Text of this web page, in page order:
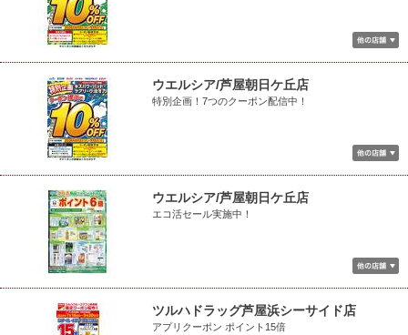
ウエルシア/芦屋朝日ケ丘店
特別企画！7つのクーポン配信中！
ウエルシア/芦屋朝日ケ丘店
エコ活セール実施中！
ツルハドラッグ芦屋浜シーサイド店
アプリクーポン ポイント15倍